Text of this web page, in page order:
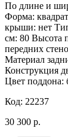
По длине и
Форма:
крыши: нет
см: 80 Высота
передних
Материал
Конструкция
Цвет поддона:
Код: 22237
30 300 р.